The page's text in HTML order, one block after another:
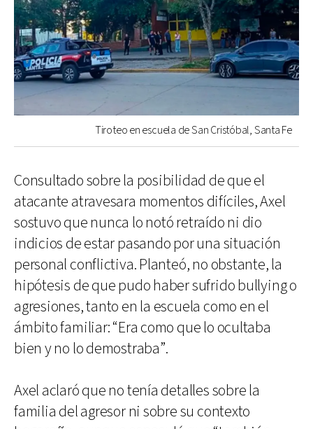
Tiroteo en escuela de San Cristóbal, Santa Fe
Consultado sobre la posibilidad de que el
atacante atravesara momentos difíciles, Axel
sostuvo que nunca lo notó retraído ni dio
indicios de estar pasando por una situación
personal conflictiva. Planteó, no obstante, la
hipótesis de que pudo haber sufrido bullying o
agresiones, tanto en la escuela como en el
ámbito familiar: “Era como que lo ocultaba
bien y no lo demostraba”.
Axel aclaró que no tenía detalles sobre la
familia del agresor ni sobre su contexto